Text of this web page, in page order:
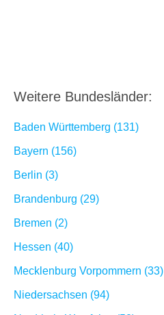
Weitere Bundesländer:
Baden Württemberg (131)
Bayern (156)
Berlin (3)
Brandenburg (29)
Bremen (2)
Hessen (40)
Mecklenburg Vorpommern (33)
Niedersachsen (94)